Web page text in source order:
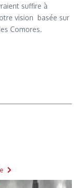
suffire à
vision basée sur
Comores.